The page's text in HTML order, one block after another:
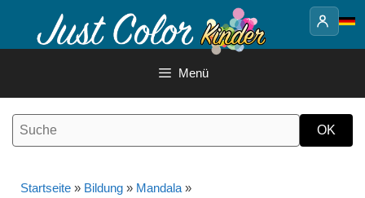
Inhalt
Menü
Startseite » Bildung » Mandala »